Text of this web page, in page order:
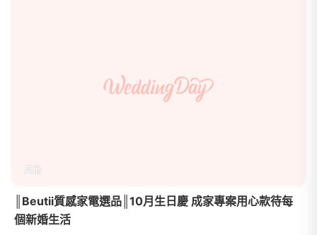
其他
║Beutii質感家電選品║10月生日慶 成家專案用心款待每
個新婚生活